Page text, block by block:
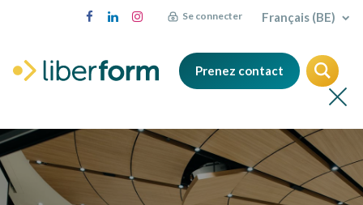
Se connecter Français (BE)
Prenez contact